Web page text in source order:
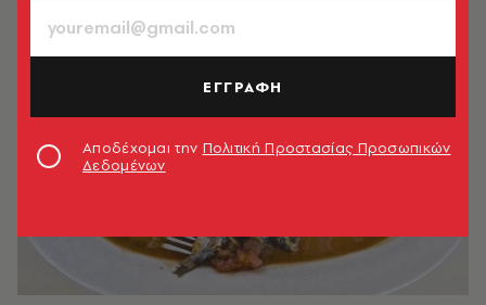
ΕΓΓΡΑΦΗ
Αποδέχομαι την Πολιτική Προστασίας Προσωπικών
Δεδομένων